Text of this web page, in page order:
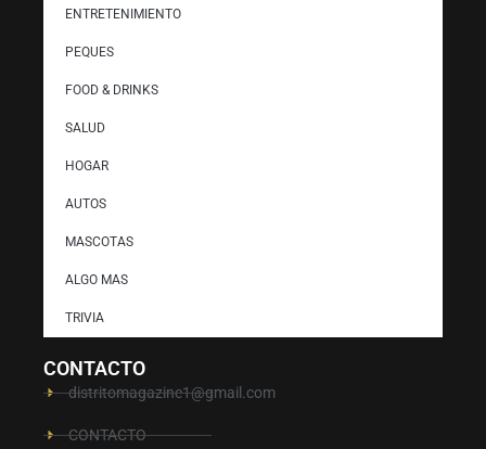
ENTRETENIMIENTO
PEQUES
FOOD & DRINKS
SALUD
HOGAR
AUTOS
MASCOTAS
ALGO MAS
TRIVIA
CONTACTO
distritomagazine1@gmail.com
CONTACTO